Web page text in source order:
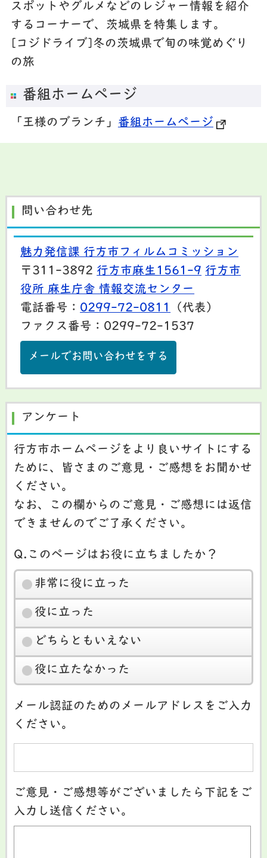
スポットやグルメなどのレジャー情報を紹介
するコーナーで、茨城県を特集します。
[コジドライブ]冬の茨城県で旬の味覚めぐり
の旅
番組ホームページ
「王様のブランチ」 番組ホームページ
問い合わせ先
魅力発信課 行方市フィルムコミッション
〒311-3892 行方市麻生1561-9 行方市
役所 麻生庁舎 情報交流センター
電話番号： 0299-72-0811
（代表）
ファクス番号：0299-72-1537
メールでお問い合わせをする
アンケート
行方市ホームページをより良いサイトにする
ために、皆さまのご意見・ご感想をお聞かせ
ください。
なお、この欄からのご意見・ご感想には返信
できませんのでご了承ください。
Q.このページはお役に立ちましたか？
非常に役に立った
役に立った
どちらともいえない
役に立たなかった
メール認証のためのメールアドレスをご入力
ください。
ご意見・ご感想等がございましたら下記をご
入力し送信ください。